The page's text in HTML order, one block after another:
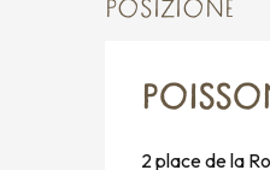
POSIZIONE
2 place de la